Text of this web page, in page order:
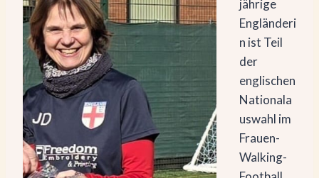
jährige
Engländeri
n ist Teil
der
englischen
Nationala
uswahl im
Frauen-
Walking-